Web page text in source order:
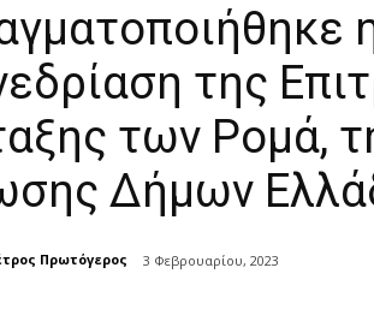
της
των Ρομά,
Δήμων
Πρωτόγερος 3 Φεβρουαρίου, 2023